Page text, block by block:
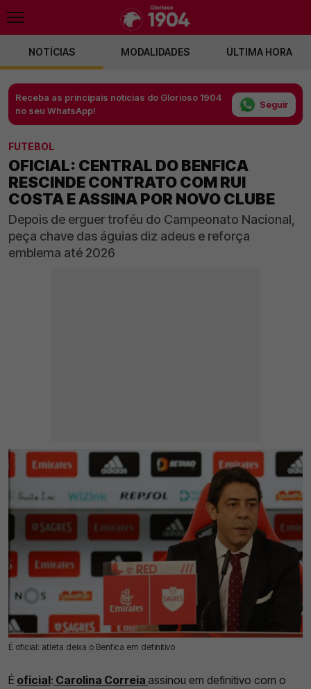
NOTÍCIAS MODALIDADES ÚLTIMA HORA
Receba as principais notícias do Glorioso 1904
no seu WhatsApp!
Seguir
FUTEBOL
OFICIAL: CENTRAL DO BENFICA
RESCINDE CONTRATO COM RUI
COSTA E ASSINA POR NOVO CLUBE
Depois de erguer troféu do Campeonato Nacional,
peça chave das águias diz adeus e reforça
emblema até 2026
É oficial: atleta deixa o Benfica em definitivo
17 Jul 2024 | 21:34 | 0
É oficial: Carolina Correia assinou em definitivo com o